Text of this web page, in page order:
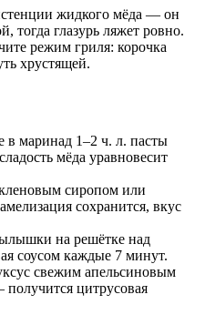
жидкого мёда — он
тогда глазурь ляжет ровно.
режим гриля: корочка
хрустящей.
в маринад 1–2 ч. л. пасты
мёда уравновесит
сиропом или
сохранится, вкус
на решётке над
соусом каждые 7 минут.
свежим апельсиновым
цитрусовая